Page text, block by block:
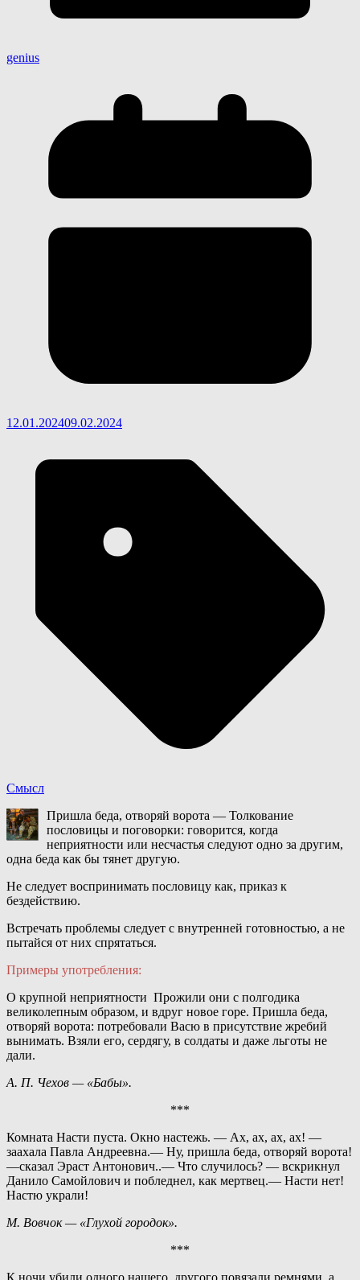
genius
12.01.202409.02.2024
Смысл
Пришла беда, отворяй ворота — Толкование
пословицы и поговорки: говорится, когда
неприятности или несчастья следуют одно за другим,
одна беда как бы тянет другую.
Не следует воспринимать пословицу как, приказ к
бездействию.
Встречать проблемы следует с внутренней готовностью, а не
пытайся от них спрятаться.
Примеры употребления:
О крупной неприятности Прожили они с полгодика
великолепным образом, и вдруг новое горе. Пришла беда,
отворяй ворота: потребовали Васю в присутствие жребий
вынимать. Взяли его, сердягу, в солдаты и даже льготы не
дали.
А. П. Чехов — «Бабы».
***
Комната Насти пуста. Окно настежь. — Ах, ах, ах, ах! —
заахала Павла Андреевна.— Ну, пришла беда, отворяй ворота!
—сказал Эраст Антонович..— Что случилось? — вскрикнул
Данило Самойлович и побледнел, как мертвец.— Насти нет!
Настю украли!
М. Вовчок — «Глухой городок».
***
К ночи убили одного нашего, другого повязали ремнями, а